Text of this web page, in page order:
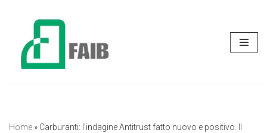
contenuto
Home » Carburanti: l'indagine Antitrust fatto nuovo e positivo. Il